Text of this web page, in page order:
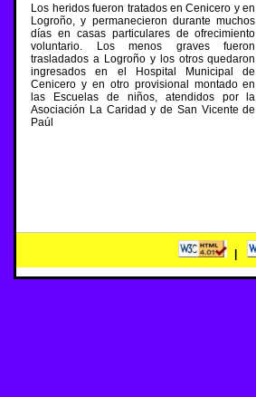
Los heridos fueron tratados en Cenicero y en
Logroño, y permanecieron durante muchos
días en casas particulares de ofrecimiento
voluntario. Los menos graves fueron
trasladados a Logroño y los otros quedaron
ingresados en el Hospital Municipal de
Cenicero y en otro provisional montado en
las Escuelas de niños, atendidos por la
Asociación La Caridad y de San Vicente de
Paúl
|